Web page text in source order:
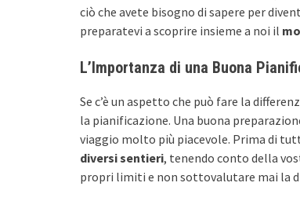
ciò che avete bisogno di sapere per
preparatevi a scoprire insieme a noi il
L’Importanza di una Buona
Se c’è un aspetto che può fare la
la pianificazione. Una buona
viaggio molto più piacevole. Prima di
diversi sentieri, tenendo conto della
propri limiti e non sottovalutare mai la